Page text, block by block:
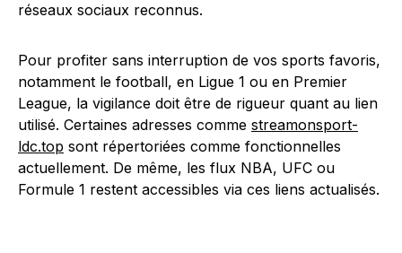
réseaux sociaux reconnus.
Pour profiter sans interruption de vos sports favoris,
notamment le football, en Ligue 1 ou en Premier
League, la vigilance doit être de rigueur quant au lien
utilisé. Certaines adresses comme streamonsport-
ldc.top sont répertoriées comme fonctionnelles
actuellement. De même, les flux NBA, UFC ou
Formule 1 restent accessibles via ces liens actualisés.